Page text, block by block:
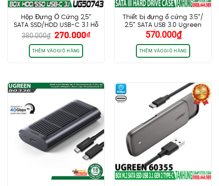
Hộp Đựng Ổ Cứng 2,5″
SATA SSD/HDD USB-C 3.1 Hỗ
trợ 6TB Ugreen 50743
380.000₫ Giá
gốc
là:
380.000₫.
270.000₫Giá
THÊM VÀO GIỎ HÀNG
Thiết bị đựng ổ cứng 3.5″/
2.5″ SATA USB 3.0 Ugreen
50423 Hỗ Trợ HDD 16TB
Chính Hãng Cao Cấp
570.000₫
THÊM VÀO GIỎ HÀNG